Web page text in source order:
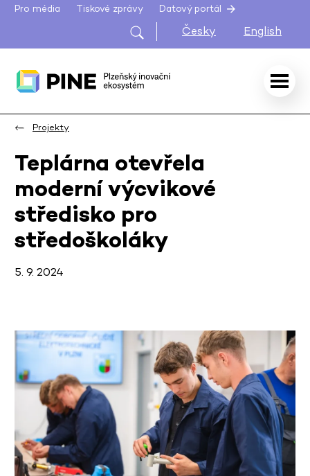
Pro média Tiskové zprávy Datový portál
Česky English
Projekty
Teplárna otevřela
moderní výcvikové
středisko pro
středoškoláky
5. 9. 2024